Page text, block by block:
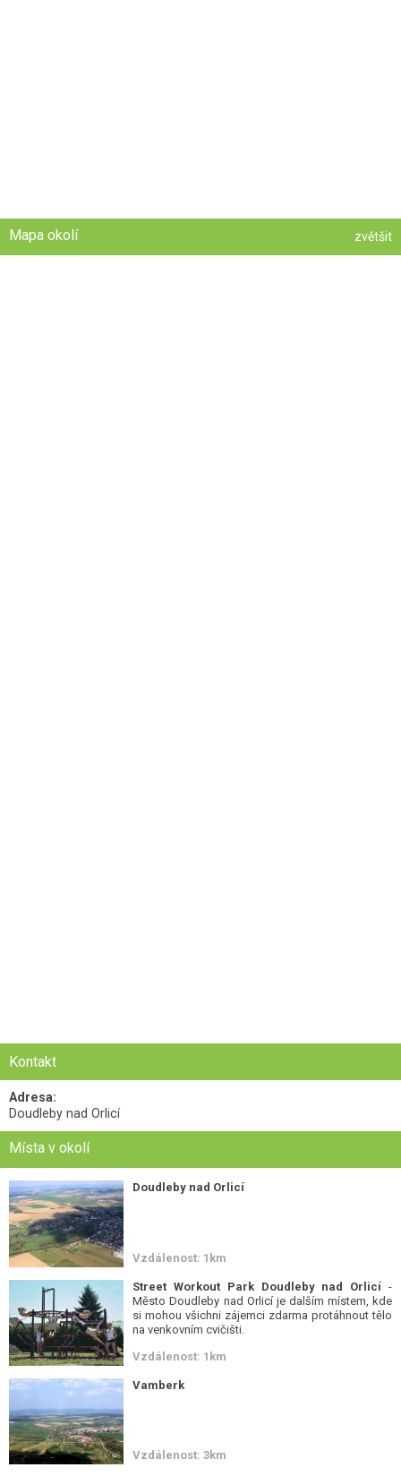
Mapa okolí zvětšit
Kontakt
Adresa:
Doudleby nad Orlicí
Místa v okolí
Doudleby nad Orlicí
Vzdálenost: 1km
Street Workout Park Doudleby nad Orlicí -
Město Doudleby nad Orlicí je dalším místem, kde
si mohou všichni zájemci zdarma protáhnout tělo
na venkovním cvičišti.
Vzdálenost: 1km
Vamberk
Vzdálenost: 3km